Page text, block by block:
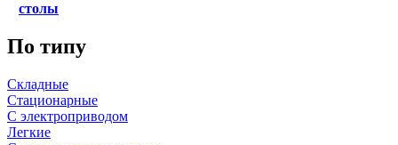
столы
По типу
Складные
Стационарные
С электроприводом
Легкие